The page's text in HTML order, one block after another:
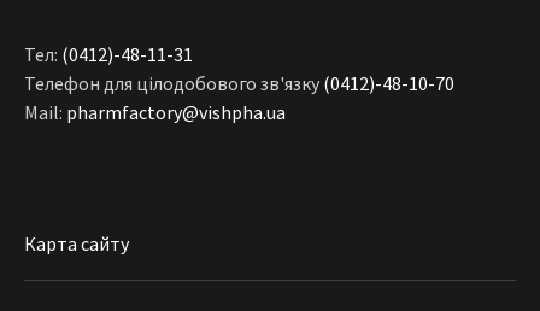
Тел: (0412)-48-11-31
Телефон для цілодобового зв'язку (0412)-48-10-70
Mail: pharmfactory@vishpha.ua
Карта сайту